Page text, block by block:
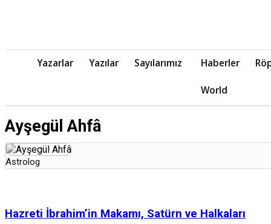
Yazarlar Yazılar Sayılarımız Haberler
World
Ayşegül Ahfâ
Astrolog
Hazreti İbrahim’in Makamı, Satürn ve Halkaları